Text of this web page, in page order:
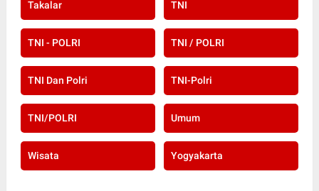
Takalar TNI
TNI - POLRI TNI / POLRI
TNI Dan Polri TNI-Polri
TNI/POLRI Umum
Wisata Yogyakarta